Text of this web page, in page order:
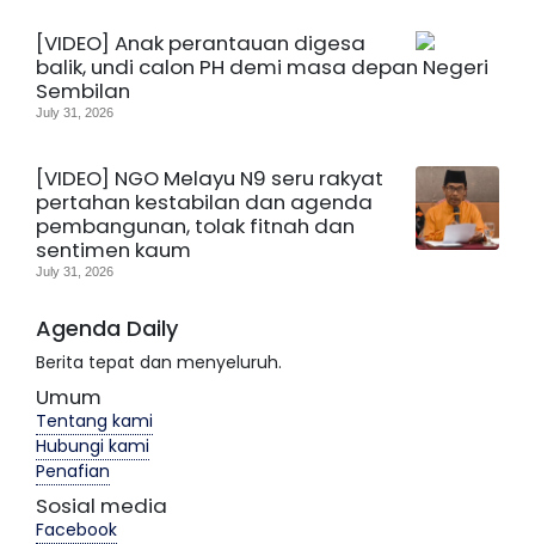
[VIDEO] Anak perantauan digesa
balik, undi calon PH demi masa depan Negeri
Sembilan
July 31, 2026
[VIDEO] NGO Melayu N9 seru rakyat
pertahan kestabilan dan agenda
pembangunan, tolak fitnah dan
sentimen kaum
July 31, 2026
Agenda Daily
Berita tepat dan menyeluruh.
Umum
Tentang kami
Hubungi kami
Penafian
Sosial media
Facebook